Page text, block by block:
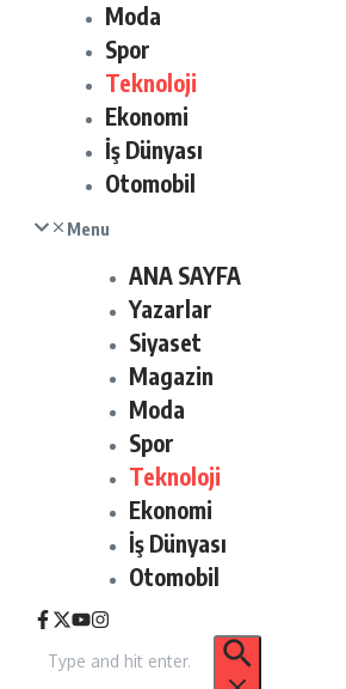
Moda
Spor
Teknoloji
Ekonomi
İş Dünyası
Otomobil
Menu
ANA SAYFA
Yazarlar
Siyaset
Magazin
Moda
Spor
Teknoloji
Ekonomi
İş Dünyası
Otomobil